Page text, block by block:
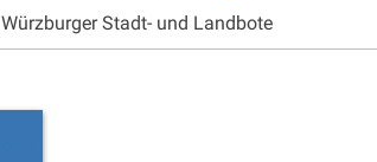
Würzburger Stadt- und Landbote